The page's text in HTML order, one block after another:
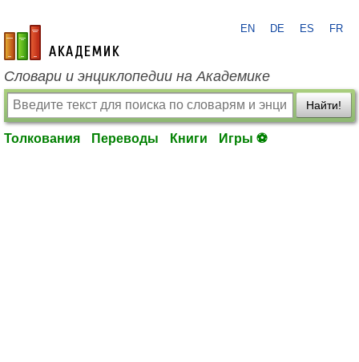
academic.ru
EN DE ES FR
Словари и энциклопедии на Академике
Найти!
Толкования Переводы Книги Игры ⚽